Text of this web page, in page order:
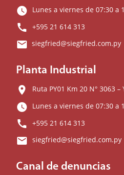
watch_later Lunes a viernes de 07:30 a
call +595 21 614 313
email siegfried@siegfried.com.py
Planta Industrial
location_on Ruta PY01 Km 20 N° 3063 –
watch_later Lunes a viernes de 07:30 a
call +595 21 614 313
email siegfried@siegfried.com.py
Canal de denuncias